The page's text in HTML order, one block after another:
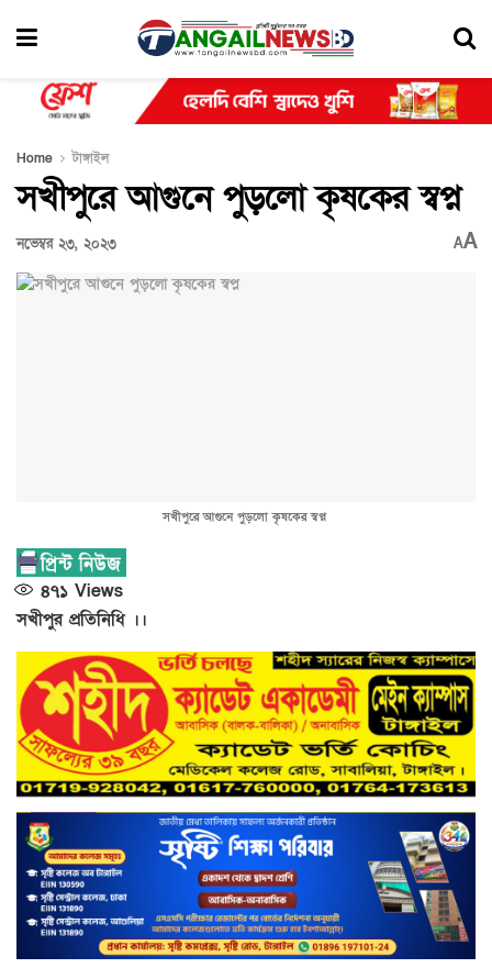
Home টাঙ্গাইল
সখীপুরে আগুনে পুড়লো কৃষকের স্বপ্ন
নভেম্বর ২৩, ২০২৩ AA
সখীপুরে আগুনে পুড়লো কৃষকের স্বপ্ন
৪৭১ Views
সখীপুর প্রতিনিধি ।।